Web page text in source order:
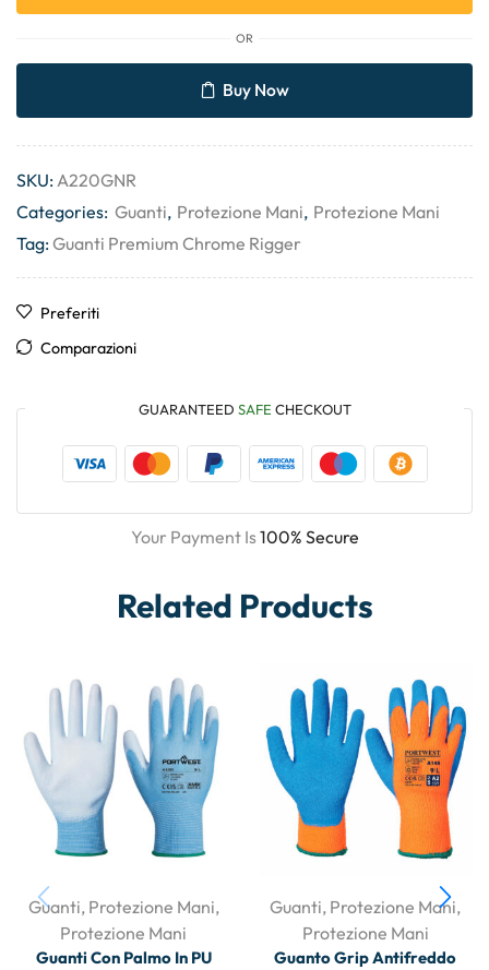
OR
Buy Now
SKU: A220GNR
Categories: Guanti, Protezione Mani, Protezione Mani
Tag:Guanti Premium Chrome Rigger
Preferiti
Comparazioni
GUARANTEED SAFE CHECKOUT
Your Payment Is100% Secure
Related Products
Guanti, Protezione Mani,
Protezione Mani
Guanti Con Palmo In PU
Guanti, Protezione Mani,
Protezione Mani
Guanto Grip Antifreddo